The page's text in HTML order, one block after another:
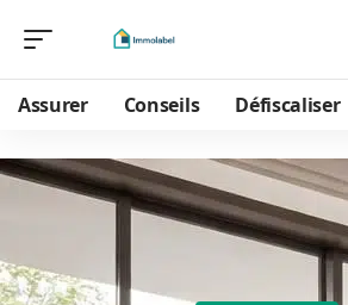
Assurer Conseils Défiscaliser